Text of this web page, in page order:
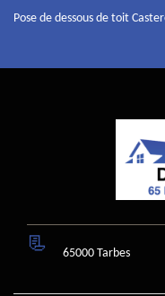
Pose de dessous de toit
65000 Tarbes